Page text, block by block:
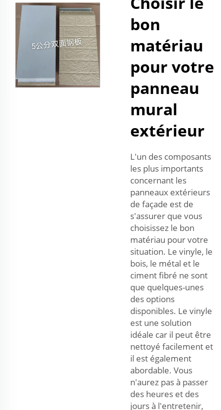
bon
matériau
pour votre
panneau
mural
extérieur
L'un des composants
les plus importants
concernant les
panneaux extérieurs
de façade est de
s'assurer que vous
choisissez le bon
matériau pour votre
situation. Le vinyle, le
bois, le métal et le
ciment fibré ne sont
que quelques-unes
des options
disponibles. Le vinyle
est une solution
idéale car il peut être
nettoyé facilement et
il est également
abordable. Vous
n'aurez pas à passer
des heures et des
jours à l'entretenir,